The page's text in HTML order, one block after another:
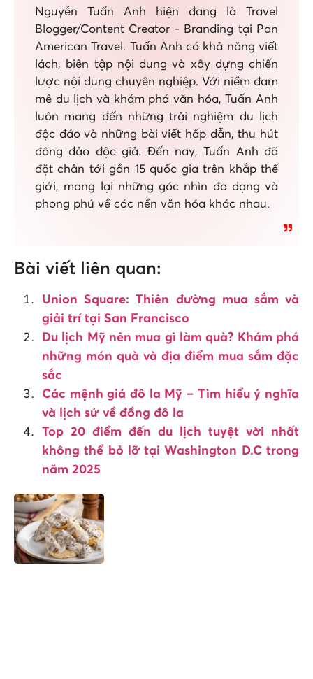
Nguyễn Tuấn Anh hiện đang là Travel
Blogger/Content Creator - Branding tại Pan
American Travel. Tuấn Anh có khả năng viết
lách, biên tập nội dung và xây dựng chiến
lược nội dung chuyên nghiệp. Với niềm đam
mê du lịch và khám phá văn hóa, Tuấn Anh
luôn mang đến những trải nghiệm du lịch
độc đáo và những bài viết hấp dẫn, thu hút
đông đảo độc giả. Đến nay, Tuấn Anh đã
đặt chân tới gần 15 quốc gia trên khắp thế
giới, mang lại những góc nhìn đa dạng và
phong phú về các nền văn hóa khác nhau.
Bài viết liên quan:
Union Square: Thiên đường mua sắm và
giải trí tại San Francisco
Du lịch Mỹ nên mua gì làm quà? Khám phá
những món quà và địa điểm mua sắm đặc
sắc
Các mệnh giá đô la Mỹ – Tìm hiểu ý nghĩa
và lịch sử về đồng đô la
Top 20 điểm đến du lịch tuyệt vời nhất
không thể bỏ lỡ tại Washington D.C trong
năm 2025